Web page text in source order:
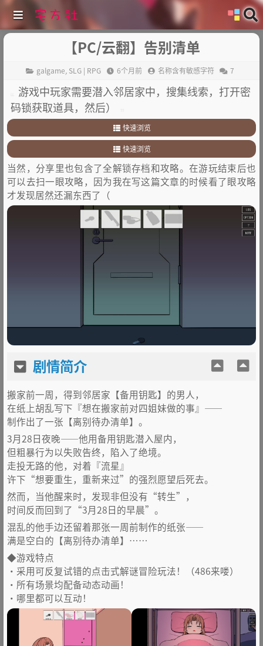
【PC/云翻】告别清单
galgame, SLG | RPG 6个月前 名称含有敏感字符 7
游戏中玩家需要潜入邻居家中，搜集线索，打开密
码锁获取道具，然后）
快速浏览
1.剧情简介
2.其他
快速浏览
1.剧情简介
2.其他
当然，分享里也包含了全解锁存档和攻略。在游玩结束后也
可以去扫一眼攻略，因为我在写这篇文章的时候看了眼攻略
才发现居然还漏东西了（
剧情简介
搬家前一周，得到邻居家【备用钥匙】的男人，
在纸上胡乱写下『想在搬家前对四姐妹做的事』——
制作出了一张【离别待办清单】。
3月28日夜晚——他用备用钥匙潜入屋内，
但粗暴行为以失败告终，陷入了绝境。
走投无路的他，对着『流星』
许下“想要重生，重新来过”的强烈愿望后死去。
然而，当他醒来时，发现非但没有“转生”，
时间反而回到了“3月28日的早晨”。
混乱的他手边还留着那张一周前制作的纸张——
满是空白的【离别待办清单】……
◆游戏特点
・采用可反复试错的点击式解谜冒险玩法！（486来喽）
・所有场景均配备动态动画！
・哪里都可以互动！